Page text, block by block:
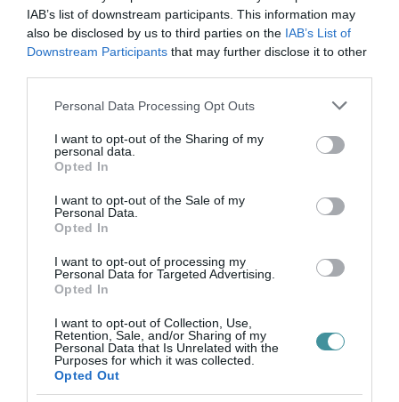
IAB’s list of downstream participants. This information may
also be disclosed by us to third parties on the IAB’s List of
Downstream Participants that may further disclose it to other
Please note that this website/app uses one or more Google
not limited to your visit or usage behaviour. You may click to
grant or deny consent to Google and its third-party tags to
use your data for below specified purposes in below Google
consent section.
Personal Data Processing Opt Outs
I want to opt-out of the Sharing of my
personal data.
Opted In
I want to opt-out of the Sale of my
Personal Data.
Opted In
I want to opt-out of processing my
Personal Data for Targeted Advertising.
Opted In
I want to opt-out of Collection, Use,
Retention, Sale, and/or Sharing of my
Personal Data that Is Unrelated with the
Purposes for which it was collected.
Opted Out
ahová a szálloda vendégei korlátlanul és
díjmentesen léphetnek be tartózkodásuk alatt.
A hotelben a felújítást követően szaunasziget
biztosítja a kikapcsolódást, és a wellness
élményt.
A szálloda sokoldalú szolgáltatási portfóliójával
többféle vendégszegmenst céloz meg, és
2025-ben élénk belföldi, valamint jelentős
visszatérő külföldi vendégforgalmat vár. A
Hunguest Flóra újranyitása évente mintegy
Eger turisztikai teljesítményét, miközben közel
100 új munkahelyet teremt a városban,
hozzájárulva a helyi gazdaság fejlődéséhez.